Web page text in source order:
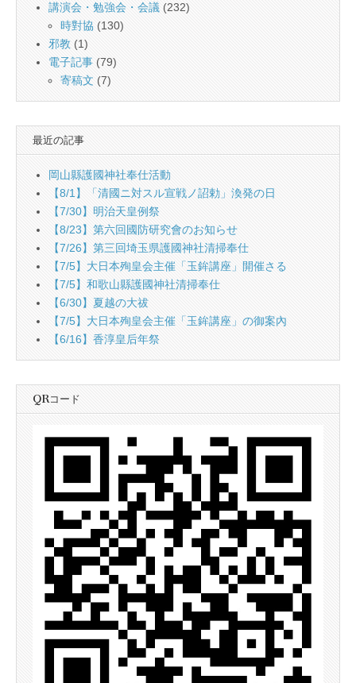
講演会・勉強会・会議 (232)
時對協 (130)
邪教 (1)
電子記事 (79)
寄稿文 (7)
最近の記事
岡山縣護國神社奉仕活動
【8/1】「清國ニ対スル宣戦ノ詔勅」渙発の日
【7/30】明治天皇例祭
【8/23】第六回國防研究會のお知らせ
【7/26】第三回埼玉県護國神社清掃奉仕
【7/5】大日本殉皇会主催「玉鉾講座」開催さる
【7/5】和歌山縣護國神社清掃奉仕
【6/30】夏越の大祓
【7/5】大日本殉皇会主催「玉鉾講座」の御案內
【6/16】香淳皇后年祭
QRコード